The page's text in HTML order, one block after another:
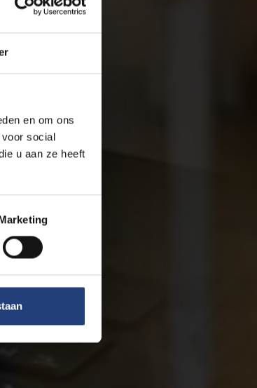
en om ons
social
u aan ze heeft